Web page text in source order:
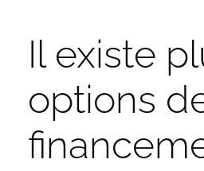
Il existe
options